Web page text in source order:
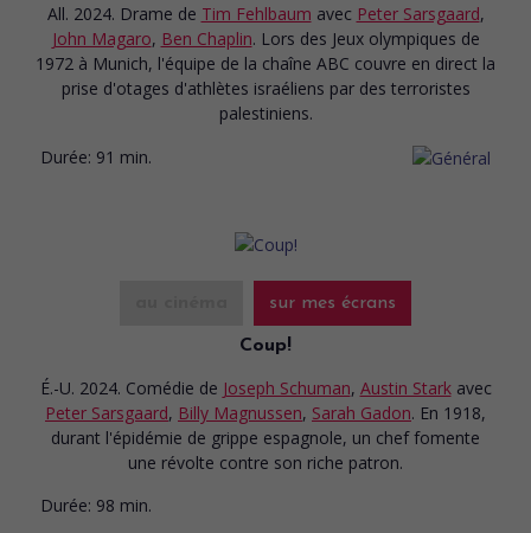
All. 2024. Drame de Tim Fehlbaum avec Peter Sarsgaard,
John Magaro, Ben Chaplin. Lors des Jeux olympiques de
1972 à Munich, l'équipe de la chaîne ABC couvre en direct la
prise d'otages d'athlètes israéliens par des terroristes
palestiniens.
Durée: 91 min.
sur mes écrans
Coup!
É.-U. 2024. Comédie de Joseph Schuman, Austin Stark avec
Peter Sarsgaard, Billy Magnussen, Sarah Gadon. En 1918,
durant l'épidémie de grippe espagnole, un chef fomente
une révolte contre son riche patron.
Durée: 98 min.